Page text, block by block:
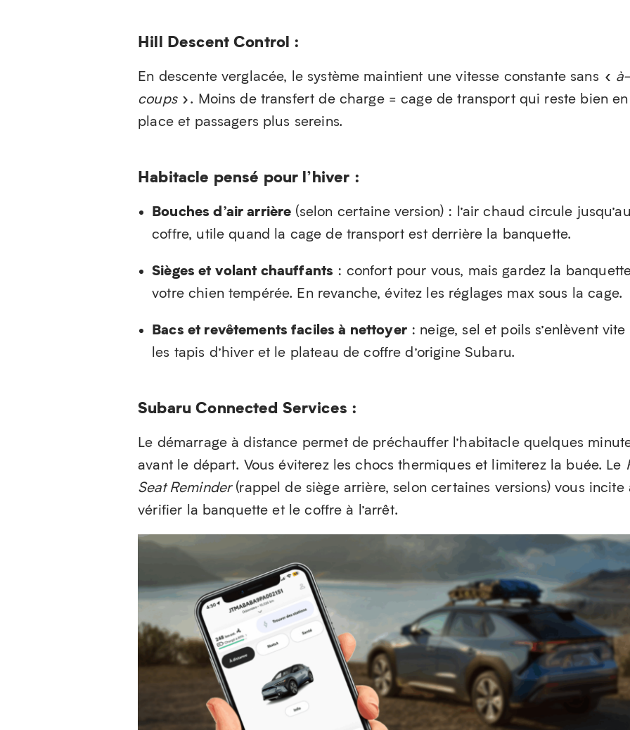
Hill Descent Control :
En descente verglacée, le système maintient une vitesse constante sans « à-
coups». Moins de transfert de charge = cage de transport qui reste bien en
place et passagers plus sereins.
Habitacle pensé pour l’hiver :
Bouches d’air arrière (selon certaine version) : l’air chaud circule
coffre, utile quand la cage de transport est derrière la banquette.
Sièges et volant chauffants : confort pour vous, mais gardez la
votre chien tempérée. En revanche, évitez les réglages max sous la cage.
Bacs et revêtements faciles à nettoyer: neige, sel et poils s’enlèvent vite
les tapis d’hiver et le plateau de coffre d’origine Subaru.
Subaru Connected Services :
Le démarrage à distance permet de préchauffer l’habitacle quelques
avant le départ. Vous éviterez les chocs thermiques et limiterez la buée. Le
Seat Reminder(rappel de siège arrière, selon certaines versions) vous incite
vérifier la banquette et le coffre à l’arrêt.